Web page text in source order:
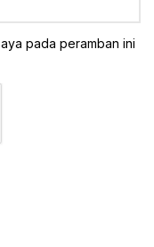
pada peramban ini